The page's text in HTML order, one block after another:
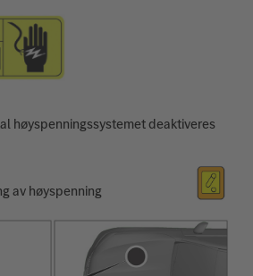
høyspenningssystemet deaktiveres
av høyspenning